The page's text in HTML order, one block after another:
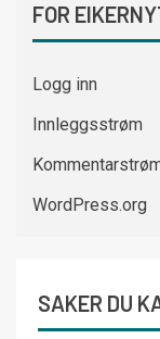
FOR
Logg inn
Innleggsstrøm
WordPress.org
SAKER DU